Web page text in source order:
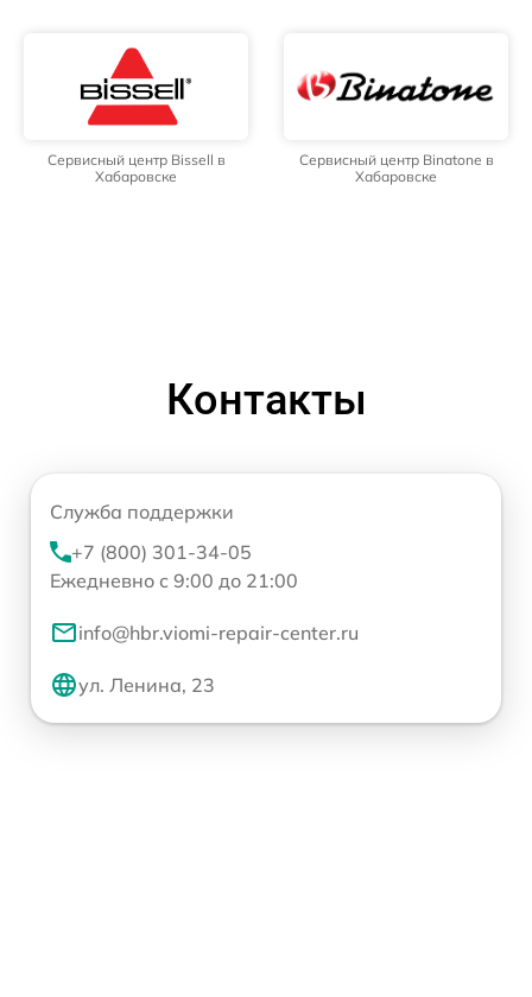
Сервисный центр Bissell в
Хабаровске
Сервисный центр Binatone в
Хабаровске
Контакты
Служба поддержки
+7 (800) 301-34-05
Ежедневно с 9:00 до 21:00
info@hbr.viomi-repair-center.ru
ул. Ленина, 23